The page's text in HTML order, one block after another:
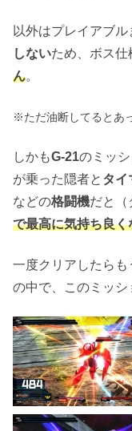
以外はプレイアブル
しないため、ボス仕
ん。
※ただ油断してるとあ
しかもG-21のミッ
が乗った隠者と タイ
などの格闘機だと（
で最高に気持ち良く
一度クリアしたら
の中で、このミッシ